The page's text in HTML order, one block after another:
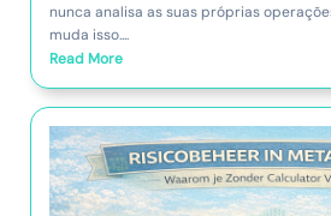
nunca analisa as suas próprias
muda isso....
Read More